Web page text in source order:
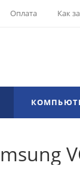
Оплата Как